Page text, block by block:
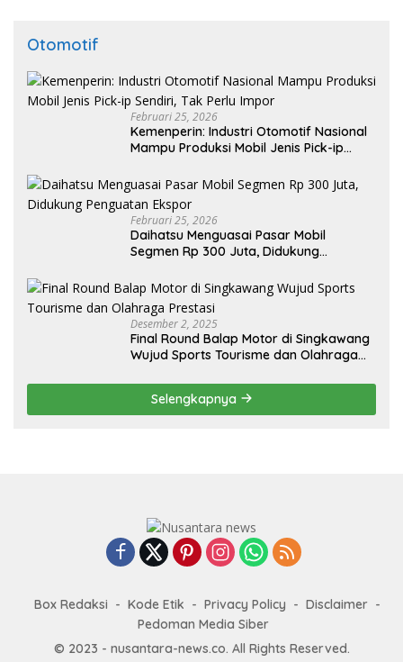
Otomotif
Februari 25, 2026
Kemenperin: Industri Otomotif Nasional
Mampu Produksi Mobil Jenis Pick-ip
Februari 25, 2026
Daihatsu Menguasai Pasar Mobil
Segmen Rp 300 Juta, Didukung
Desember 2, 2025
Final Round Balap Motor di Singkawang
Wujud Sports Tourisme dan Olahraga
Selengkapnya
Box Redaksi Kode Etik Privacy Policy
Disclaimer
Pedoman Media Siber
© 2023 - nusantara-news.co. All Rights Reserved.